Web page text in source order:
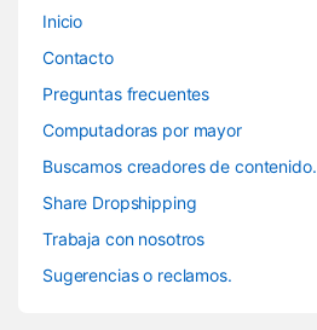
Inicio
Contacto
Preguntas frecuentes
Computadoras por mayor
Buscamos creadores de contenido.
Share Dropshipping
Trabaja con nosotros
Sugerencias o reclamos.